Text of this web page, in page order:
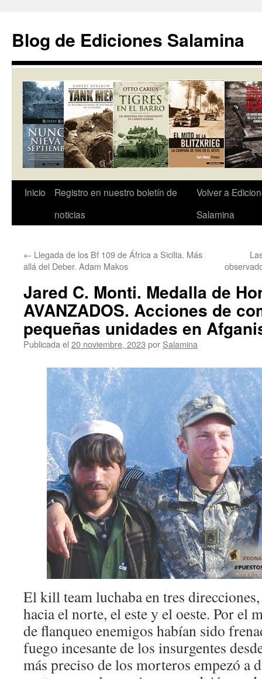
contenido
Blog de Ediciones Salamina
Inicio
Registro en nuestro boletín de
noticias
Volver a
Salamina
← Llegada de los Bf 109 de África a Sicilia. Más
allá del Deber. Adam Makos
Jared C. Monti. Medalla de
AVANZADOS. Acciones de
pequeñas unidades en
Publicada el 20 noviembre, 2023 por Salamina
El kill team luchaba en tres
hacia el norte, el este y el oeste. Por el
de flanqueo enemigos habían sido
fuego incesante de los insurgentes
más preciso de los morteros empezó a